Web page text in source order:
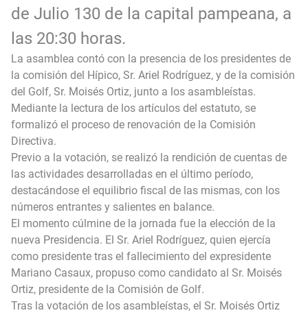
de Julio 130 de la capital pampeana, a
las 20:30 horas.
La asamblea contó con la presencia de los presidentes de
la comisión del Hípico, Sr. Ariel Rodríguez, y de la comisión
del Golf, Sr. Moisés Ortiz, junto a los asambleístas.
Mediante la lectura de los artículos del estatuto, se
formalizó el proceso de renovación de la Comisión
Directiva.
Previo a la votación, se realizó la rendición de cuentas de
las actividades desarrolladas en el último período,
destacándose el equilibrio fiscal de las mismas, con los
números entrantes y salientes en balance.
El momento cúlmine de la jornada fue la elección de la
nueva Presidencia. El Sr. Ariel Rodríguez, quien ejercía
como presidente tras el fallecimiento del expresidente
Mariano Casaux, propuso como candidato al Sr. Moisés
Ortiz, presidente de la Comisión de Golf.
Tras la votación de los asambleístas, el Sr. Moisés Ortiz